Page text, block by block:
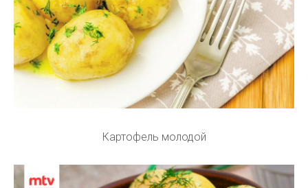
Картофель молодой